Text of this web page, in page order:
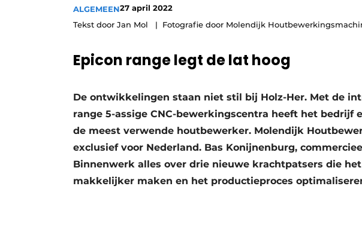
Vacatures
ALGEMEEN27 april 2022
Tekst door Jan Mol
Fotografie door Molendijk
Epicon range legt de lat hoog
De ontwikkelingen staan niet stil bij Holz-Her. Met de
range 5-assige CNC-bewerkingscentra heeft het bedrijf
de meest verwende houtbewerker. Molendijk
exclusief voor Nederland. Bas Konijnenburg,
Binnenwerk alles over drie nieuwe krachtpatsers die
makkelijker maken en het productieproces